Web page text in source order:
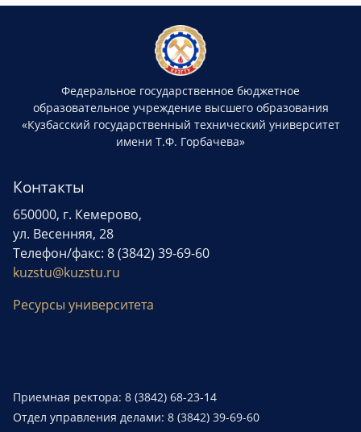
Федеральное государственное бюджетное
образовательное учреждение высшего образования
«Кузбасский государственный технический университет
имени Т.Ф. Горбачева»
Контакты
650000, г. Кемерово,
ул. Весенняя, 28
Телефон/факс: 8 (3842) 39-69-60
kuzstu@kuzstu.ru
Ресурсы университета
Приемная ректора: 8 (3842) 68-23-14
Отдел управления делами: 8 (3842) 39-69-60